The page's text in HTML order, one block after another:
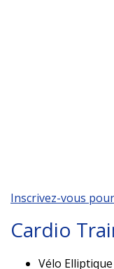
Inscrivez-vous
Cardio
Vélo